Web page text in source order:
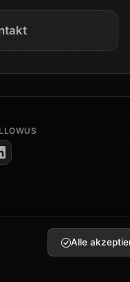
Rechte vorbehalten.
Alle